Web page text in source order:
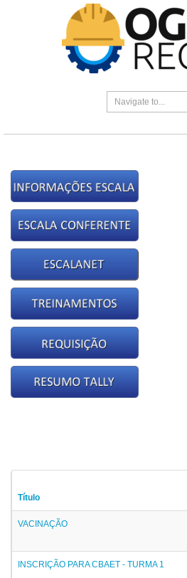
Título
VACINAÇÃO
INSCRIÇÃO PARA CBAET - TURMA 1